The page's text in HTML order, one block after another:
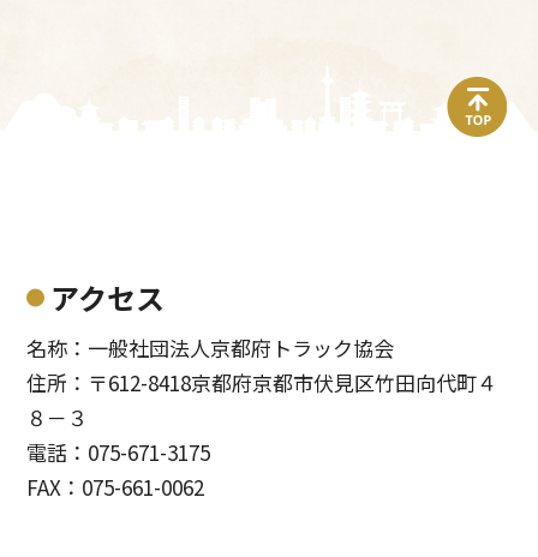
top
アクセス
名称：一般社団法人京都府トラック協会
住所：〒612-8418京都府京都市伏見区竹田向代町４
８－３
電話：075-671-3175
FAX：075-661-0062